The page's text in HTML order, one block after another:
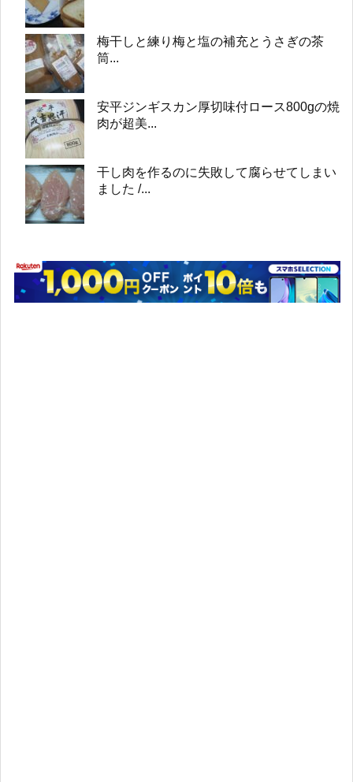
梅干しと練り梅と塩の補充とうさぎの茶
筒...
安平ジンギスカン厚切味付ロース800gの焼
肉が超美...
干し肉を作るのに失敗して腐らせてしまい
ました /...